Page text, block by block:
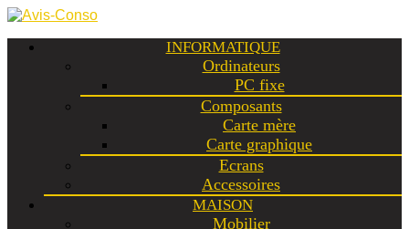
INFORMATIQUE
Ordinateurs
PC fixe
Composants
Carte mère
Carte graphique
Ecrans
Accessoires
MAISON
Mobilier